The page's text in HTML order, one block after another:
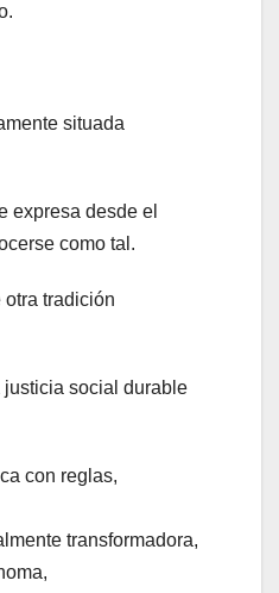
situada
expresa desde el
como tal.
otra tradición
justicia social durable
con reglas,
transformadora,